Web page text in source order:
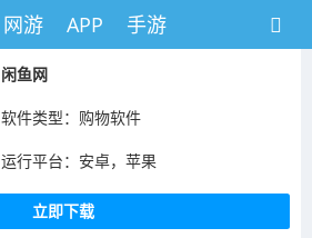
网游 APP 手游
闲鱼网
软件类型：购物软件
运行平台：安卓，苹果
立即下载